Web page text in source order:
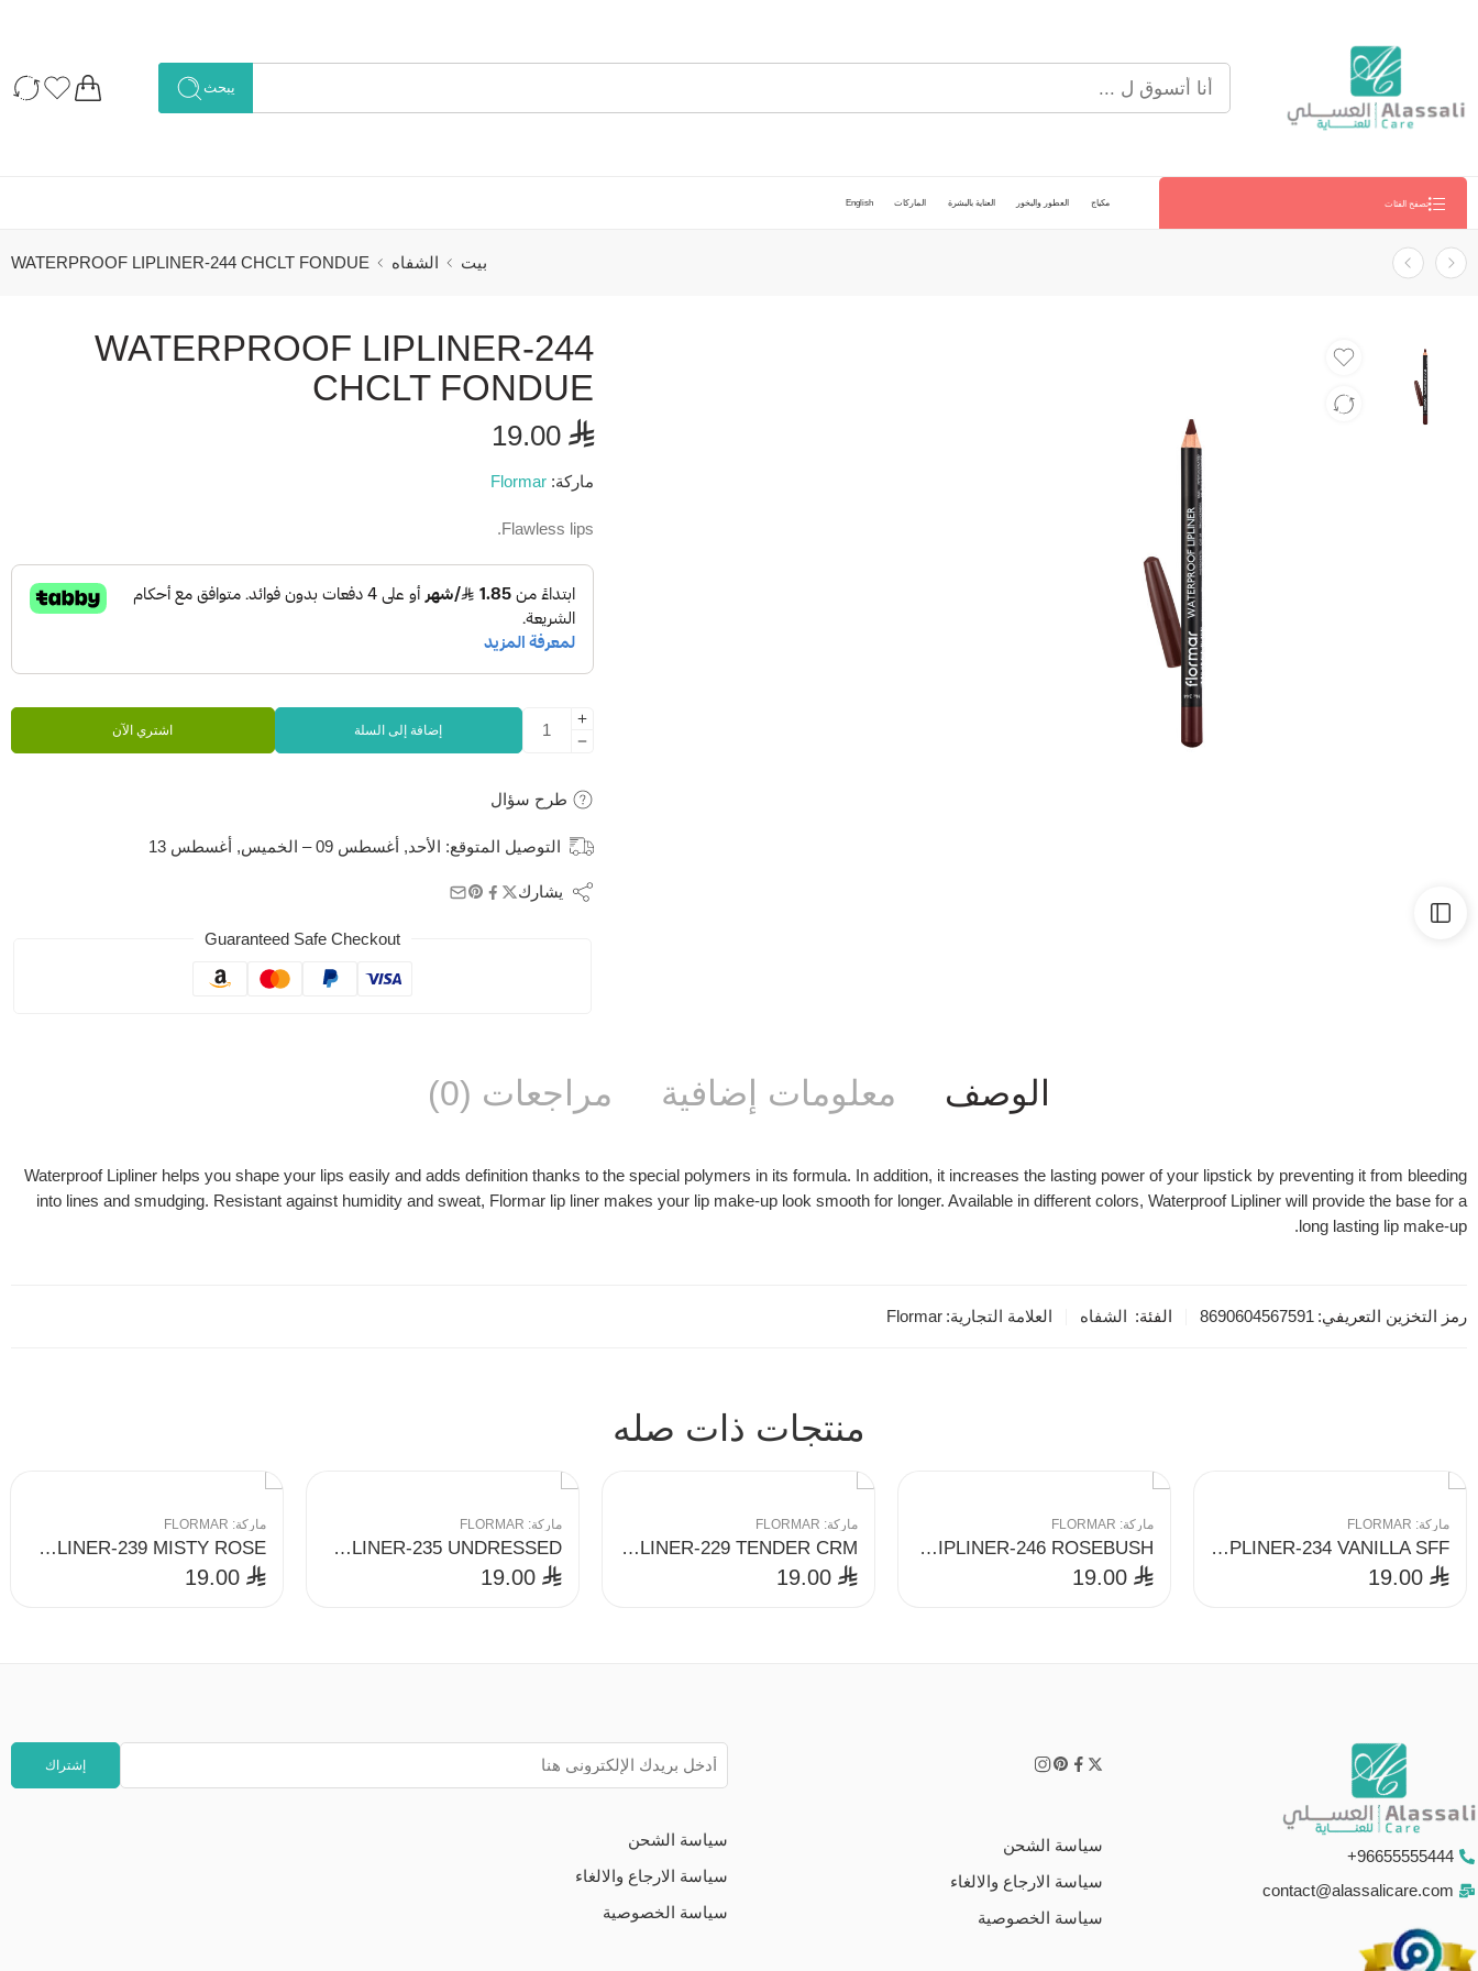
يبحث
تصفح الفئات مكياج العطور والبخور العناية بالبشرة الماركات English
بيت الشفاه WATERPROOF LIPLINER-244 CHCLT FONDUE
WATERPROOF LIPLINER-244
CHCLT FONDUE
⃁
19.00
ماركة: Flormar
Flawless lips.
إضافة إلى السلة اشتري الآن
طرح سؤال
التوصيل المتوقع: الأحد, أغسطس 09 – الخميس, أغسطس 13
يشارك
Guaranteed Safe Checkout
الوصف معلومات إضافية مراجعات (0)
Waterproof Lipliner helps you shape your lips easily and adds definition thanks to the special polymers in its formula. In addition, it increases the lasting power of your lipstick by preventing it from bleeding
into lines and smudging. Resistant against humidity and sweat, Flormar lip liner makes your lip make-up look smooth for longer. Available in different colors, Waterproof Lipliner will provide the base for a
long lasting lip make-up.
رمز التخزين التعريفي: 8690604567591 الفئة: الشفاه العلامة التجارية: Flormar
منتجات ذات صله
ماركة: FLORMAR
WATERPROOF LIPLINER-234 VANILLA SFF
⃁
ماركة: FLORMAR
WATERPROOF LIPLINER-246 ROSEBUSH
⃁
ماركة: FLORMAR
WATERPROOF LIPLINER-229 TENDER CRM
⃁
ماركة: FLORMAR
WATERPROOF LIPLINER-235 UNDRESSED
⃁
ماركة: FLORMAR
WATERPROOF LIPLINER-239 MISTY ROSE
⃁
96655555444+
contact@alassalicare.com
سياسة الشحن
سياسة الارجاع والالغاء
سياسة الخصوصية
سياسة الشحن
سياسة الارجاع والالغاء
سياسة الخصوصية